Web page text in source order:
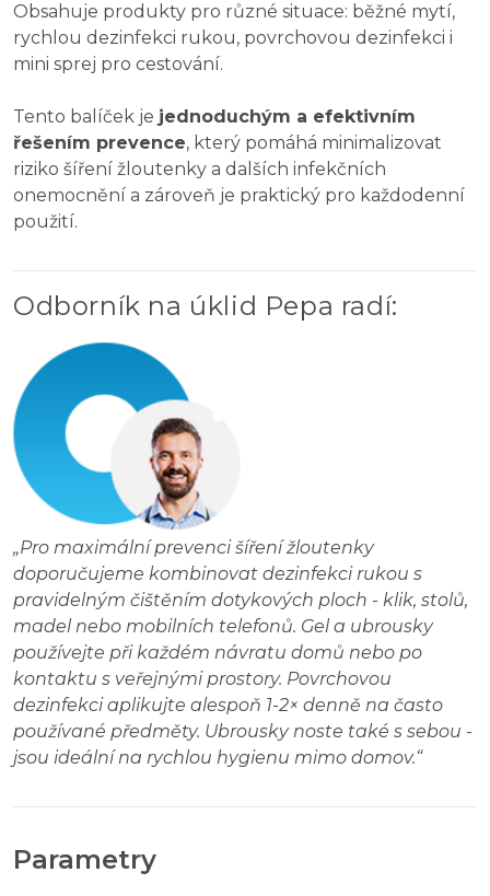
Obsahuje produkty pro různé situace: běžné mytí,
rychlou dezinfekci rukou, povrchovou dezinfekci i
mini sprej pro cestování.
Tento balíček je jednoduchým a efektivním
řešením prevence, který pomáhá minimalizovat
riziko šíření žloutenky a dalších infekčních
onemocnění a zároveň je praktický pro každodenní
použití.
Odborník na úklid Pepa radí:
„Pro maximální prevenci šíření žloutenky
doporučujeme kombinovat dezinfekci rukou s
pravidelným čištěním dotykových ploch - klik, stolů,
madel nebo mobilních telefonů. Gel a ubrousky
používejte při každém návratu domů nebo po
kontaktu s veřejnými prostory. Povrchovou
dezinfekci aplikujte alespoň 1-2× denně na často
používané předměty. Ubrousky noste také s sebou -
jsou ideální na rychlou hygienu mimo domov.“
Parametry